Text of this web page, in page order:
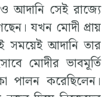
আদানি সেই রাজ্যে
যখন মোদী প্রায়
সময়েই আদানি তার
মোদীর ভাবমূর্তি
পালন করেছিলেন।